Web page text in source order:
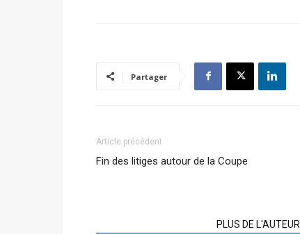
Partager
Article précédent
Fin des litiges autour de la Coupe
PLUS DE L'AUTEUR